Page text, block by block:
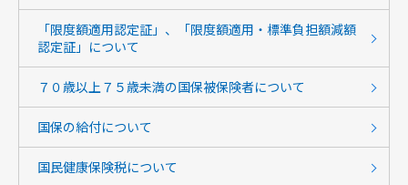
「限度額適用認定証」、「限度額適用・標準負担額減額
認定証」について
７０歳以上７５歳未満の国保被保険者について
国保の給付について
国民健康保険税について